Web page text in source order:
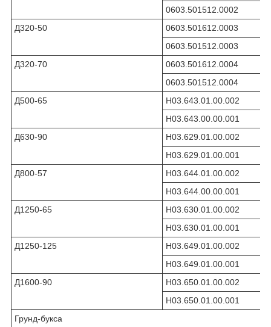
0603.501512.0002
Д320-50
0603.501612.0003
0603.501512.0003
Д320-70
0603.501612.0004
0603.501512.0004
Д500-65
Н03.643.01.00.002
Н03.643.00.00.001
Д630-90
Н03.629.01.00.002
Н03.629.01.00.001
Д800-57
Н03.644.01.00.002
Н03.644.00.00.001
Д1250-65
Н03.630.01.00.002
Н03.630.01.00.001
Д1250-125
Н03.649.01.00.002
Н03.649.01.00.001
Д1600-90
Н03.650.01.00.002
Н03.650.01.00.001
Грунд-букса